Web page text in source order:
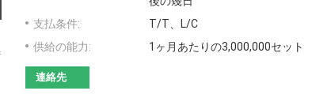
支払条件:
T/T、L/C
供給の能力:
1ヶ月あたりの3,000,000セット
連絡先